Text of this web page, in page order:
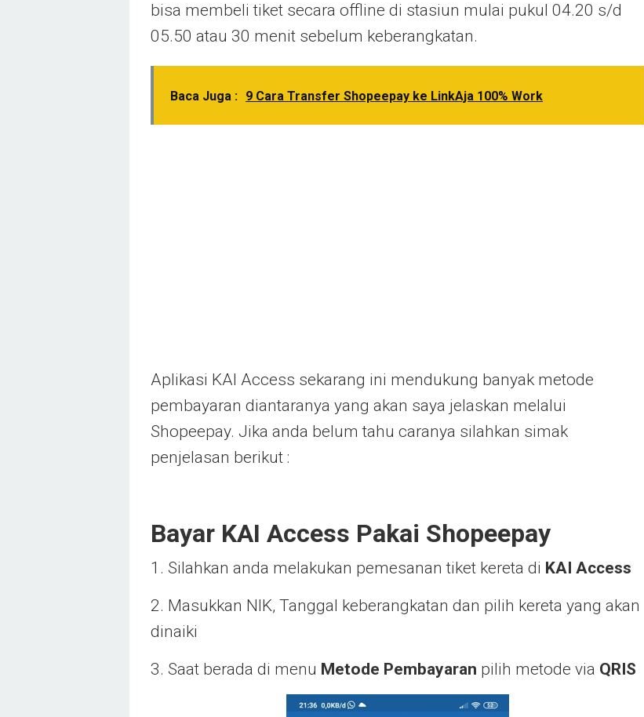
bisa membeli tiket secara offline di stasiun mulai pukul 04.20 s/d
05.50 atau 30 menit sebelum keberangkatan.
Baca Juga : 9 Cara Transfer Shopeepay ke LinkAja 100% Work
Aplikasi KAI Access sekarang ini mendukung banyak metode
pembayaran diantaranya yang akan saya jelaskan melalui
Shopeepay. Jika anda belum tahu caranya silahkan simak
penjelasan berikut :
Bayar KAI Access Pakai Shopeepay
1. Silahkan anda melakukan pemesanan tiket kereta di KAI Access
2. Masukkan NIK, Tanggal keberangkatan dan pilih kereta yang akan
dinaiki
3. Saat berada di menu Metode Pembayaran pilih metode via QRIS